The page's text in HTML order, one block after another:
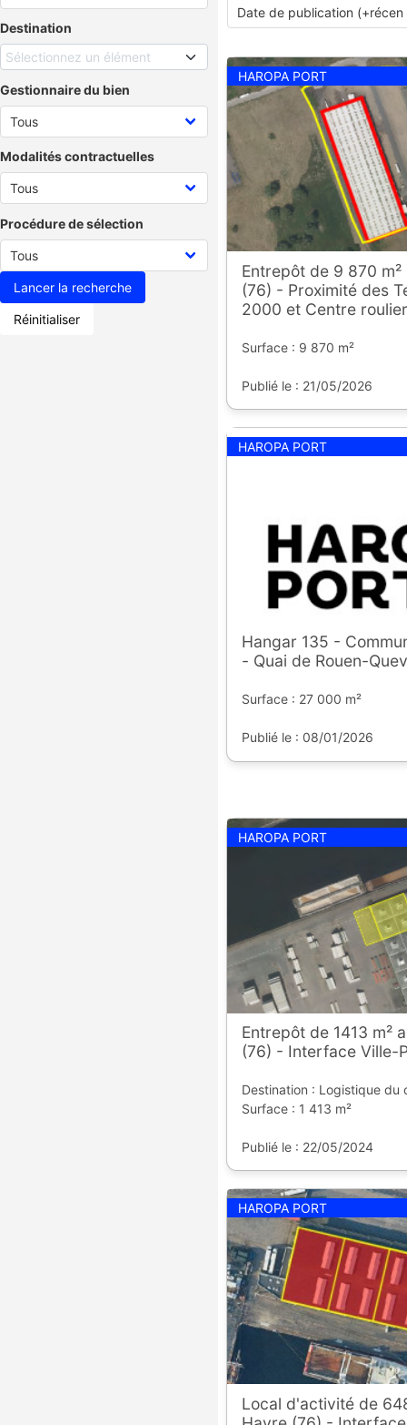
Destination
Sélectionnez un élément
Gestionnaire du bien
Modalités contractuelles
Procédure de sélection
Réinitialiser
HAROPA PORT
Entrepôt de 9 870
(76) - Proximité des
2000 et Centre roulier
Surface : 9 870 m²
Publié le : 21/05/2026
HAROPA PORT
Hangar 135 -
- Quai de Rouen-
Surface : 27 000 m²
Publié le : 08/01/2026
HAROPA PORT
Entrepôt de 1413 m²
(76) - Interface Ville-
Destination : Logistique du
Surface : 1 413 m²
Publié le : 22/05/2024
HAROPA PORT
Local d'activité de